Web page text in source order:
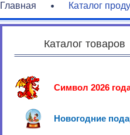
Главная Каталог
Каталог товаров
Символ 2026
Новогодние